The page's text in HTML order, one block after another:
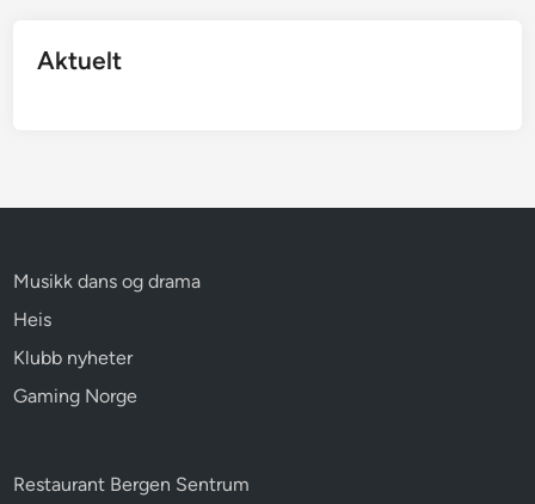
Aktuelt
Musikk dans og drama
Heis
Klubb nyheter
Gaming Norge
Restaurant Bergen Sentrum